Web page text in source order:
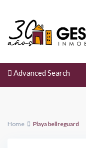
Advanced Search
Home Playa bellreguard